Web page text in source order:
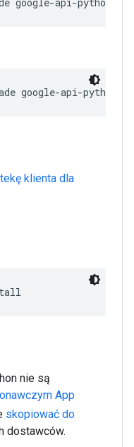
google-api-python-
klienta dla
nie są
App
skopiować do
dostawców.